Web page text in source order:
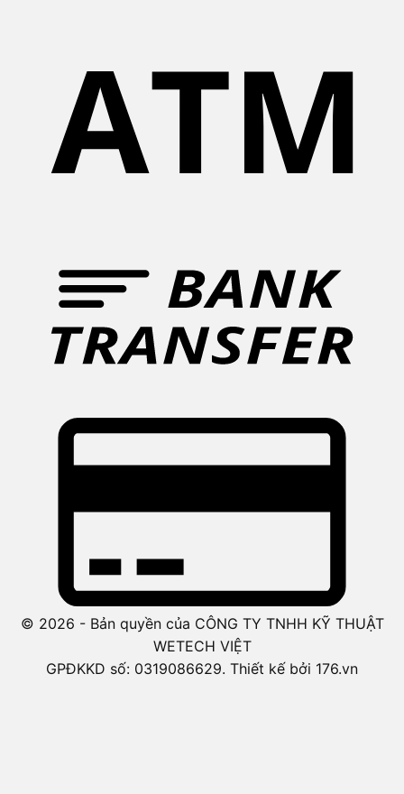
© 2026 - Bản quyền của CÔNG TY TNHH KỸ THUẬT
WETECH VIỆT
GPĐKKD số: 0319086629. Thiết kế bởi 176.vn